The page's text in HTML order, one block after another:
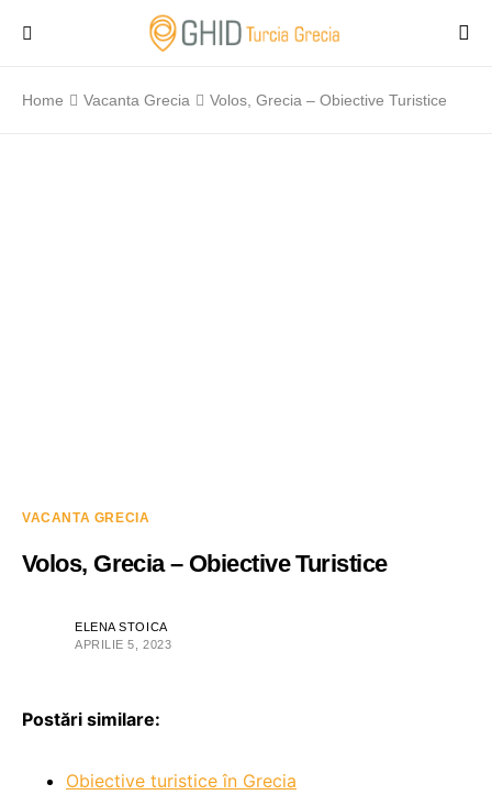
Home Vacanta Grecia Volos, Grecia – Obiective Turistice
VACANTA GRECIA
Volos, Grecia – Obiective Turistice
ELENA STOICA
APRILIE 5, 2023
Postări similare:
Obiective turistice în Grecia